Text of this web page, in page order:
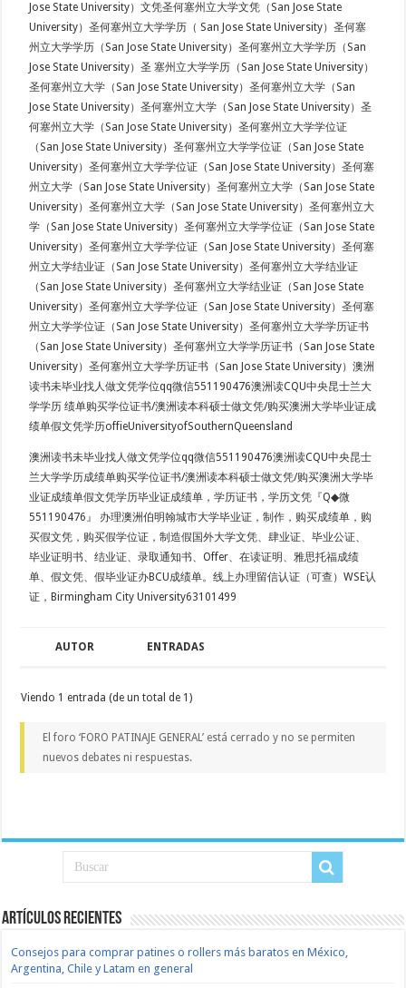
Jose State University）文凭圣何塞州立大学文凭（San Jose State
University）圣何塞州立大学学历（ San Jose State University）圣何塞
州立大学学历（San Jose State University）圣何塞州立大学学历（San
Jose State University）圣 塞州立大学学历（San Jose State University）
圣何塞州立大学（San Jose State University）圣何塞州立大学（San
Jose State University）圣何塞州立大学（San Jose State University）圣
何塞州立大学（San Jose State University）圣何塞州立大学学位证
（San Jose State University）圣何塞州立大学学位证（San Jose State
University）圣何塞州立大学学位证（San Jose State University）圣何塞
州立大学（San Jose State University）圣何塞州立大学（San Jose State
University）圣何塞州立大学（San Jose State University）圣何塞州立大
学（San Jose State University）圣何塞州立大学学位证（San Jose State
University）圣何塞州立大学学位证（San Jose State University）圣何塞
州立大学结业证（San Jose State University）圣何塞州立大学结业证
（San Jose State University）圣何塞州立大学结业证（San Jose State
University）圣何塞州立大学学位证（San Jose State University）圣何塞
州立大学学位证（San Jose State University）圣何塞州立大学学历证书
（San Jose State University）圣何塞州立大学学历证书（San Jose State
University）圣何塞州立大学学历证书（San Jose State University）澳洲
读书未毕业找人做文凭学位qq微信551190476澳洲读CQU中央昆士兰大
学学历 绩单购买学位证书/澳洲读本科硕士做文凭/购买澳洲大学毕业证成
绩单假文凭学历offieUniversityofSouthernQueensland
澳洲读书未毕业找人做文凭学位qq微信551190476澳洲读CQU中央昆士
兰大学学历成绩单购买学位证书/澳洲读本科硕士做文凭/购买澳洲大学毕
业证成绩单假文凭学历毕业证成绩单，学历证书，学历文凭『Q◆微
551190476』 办理澳洲伯明翰城市大学毕业证，制作，购买成绩单，购
买假文凭，购买假学位证，制造假国外大学文凭、肆业证、毕业公证、
毕业证明书、结业证、录取通知书、Offer、在读证明、雅思托福成绩
单、假文凭、假毕业证办BCU成绩单。线上办理留信认证（可查）WSE认
证，Birmingham City University63101499
AUTOR ENTRADAS
Viendo 1 entrada (de un total de 1)
El foro ‘FORO PATINAJE GENERAL’ está cerrado y no se permiten
nuevos debates ni respuestas.
Artículos recientes
Consejos para comprar patines o rollers más baratos en México,
Argentina, Chile y Latam en general